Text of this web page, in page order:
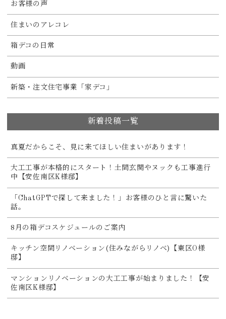
お客様の声
住まいのアレコレ
箱デコの日常
動画
新築・注文住宅事業「家デコ」
新着投稿一覧
真夏だからこそ、見に来てほしい住まいがあります！
大工工事が本格的にスタート！土間玄関やヌックも工事進行
中【安佐南区K様邸】
「ChatGPTで探して来ました！」お客様のひと言に驚いた
話。
8月の箱デコスケジュールのご案内
キッチン空間リノベーション(住みながらリノベ)【東区O様
邸】
マンションリノベーションの大工工事が始まりました！【安
佐南区K様邸】